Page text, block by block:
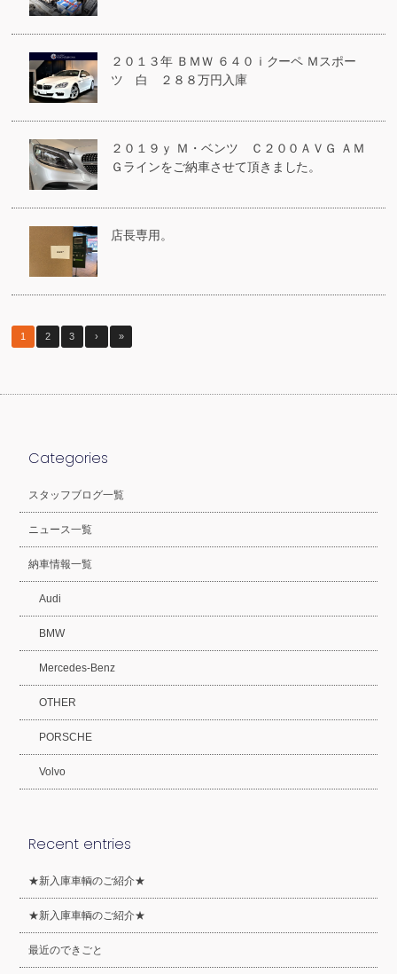
２０１３年 ＢＭＷ ６４０ｉクーペ Ｍスポー
ツ 白 ２８８万円入庫
２０１９ｙ Ｍ・ベンツ Ｃ２００ＡＶＧ ＡＭ
Ｇラインをご納車させて頂きました。
店長専用。
1 2 3 › »
Categories
スタッフブログ一覧
ニュース一覧
納車情報一覧
Audi
BMW
Mercedes-Benz
OTHER
PORSCHE
Volvo
Recent entries
★新入庫車輌のご紹介★
★新入庫車輌のご紹介★
最近のできごと